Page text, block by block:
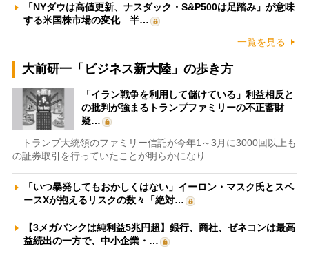
「NYダウは高値更新、ナスダック・S&P500は足踏み」が意味
する米国株市場の変化 半…
一覧を見る
大前研一「ビジネス新大陸」の歩き方
「イラン戦争を利用して儲けている」利益相反と
の批判が強まるトランプファミリーの不正蓄財
疑…
トランプ大統領のファミリー信託が今年1～3月に3000回以上も
の証券取引を行っていたことが明らかになり…
「いつ暴発してもおかしくはない」イーロン・マスク氏とスペ
ースXが抱えるリスクの数々「絶対…
【3メガバンクは純利益5兆円超】銀行、商社、ゼネコンは最高
益続出の一方で、中小企業・…